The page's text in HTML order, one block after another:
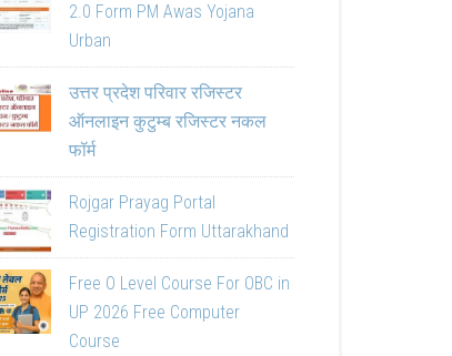
2.0 Form PM Awas Yojana
Urban
उत्तर प्रदेश परिवार रजिस्टर
ऑनलाइन कुटुम्ब रजिस्टर नकल
फॉर्म
Rojgar Prayag Portal
Registration Form Uttarakhand
Free O Level Course For OBC in
UP 2026 Free Computer
Course